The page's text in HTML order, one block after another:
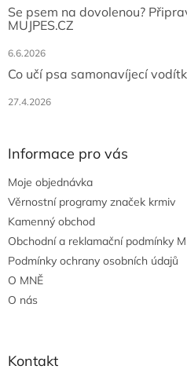
Se psem na dovolenou?
MUJPES.CZ
6.6.2026
Co učí psa samonavíjecí
27.4.2026
Informace pro vás
Moje objednávka
Věrnostní programy značek krmiv
Kamenný obchod
Obchodní a reklamační podmínky
Podmínky ochrany osobních údajů
O MNĚ
O nás
Kontakt